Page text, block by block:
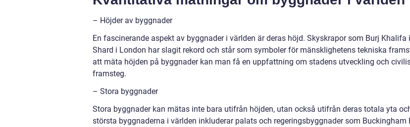
– Höjder av byggnader
En fascinerande aspekt av byggnader i världen är deras höjd. Skyskrapor som Burj Khalifa
Shard i London har slagit rekord och står som symboler för mänsklighetens tekniska
att mäta höjden på byggnader kan man få en uppfattning om stadens utveckling och
framsteg.
– Stora byggnader
Stora byggnader kan mätas inte bara utifrån höjden, utan också utifrån deras totala yta
största byggnaderna i världen inkluderar palats och regeringsbyggnader som Buckingham